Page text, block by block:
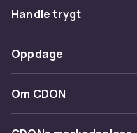
sortiment dekker
innstegsmodeller
løsninger. Alle
Vanlige spørsmål
Spor pakke
Angre & returner her
Kontakt oss
Handle trygt
Betaling
Levering
Oppdage
Kategorier
Varemerker
Om CDON
Om oss